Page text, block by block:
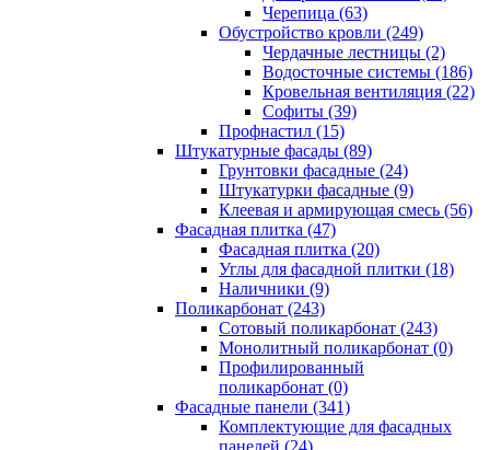
Черепица (63)
Обустройство кровли (249)
Чердачные лестницы (2)
Водосточные системы (186)
Кровельная вентиляция (22)
Cофиты (39)
Профнастил (15)
Штукатурные фасады (89)
Грунтовки фасадные (24)
Штукатурки фасадные (9)
Клеевая и армирующая смесь (56)
Фасадная плитка (47)
Фасадная плитка (20)
Углы для фасадной плитки (18)
Наличники (9)
Поликарбонат (243)
Сотовый поликарбонат (243)
Монолитный поликарбонат (0)
Профилированный
поликарбонат (0)
Фасадные панели (341)
Комплектующие для фасадных
панелей (24)